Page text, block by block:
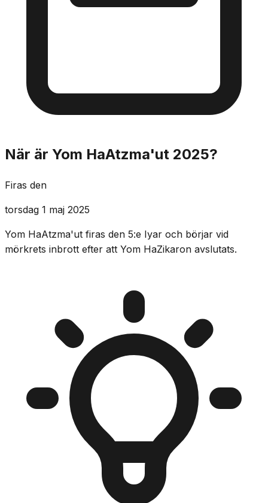
När är Yom HaAtzma'ut 2025?
Firas den
torsdag 1 maj 2025
Yom HaAtzma'ut firas den 5:e Iyar och börjar vid
mörkrets inbrott efter att Yom HaZikaron avslutats.